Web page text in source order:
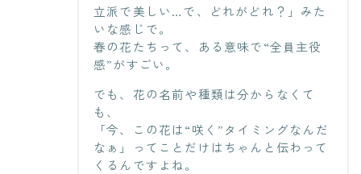
立派で美しい…で、どれがどれ？」みた
いな感じで。
春の花たちって、ある意味で“全員主役
感”がすごい。
でも、花の名前や種類は分からなくて
も、
「今、この花は“咲く”タイミングなんだ
なぁ」ってことだけはちゃんと伝わって
くるんですよね。